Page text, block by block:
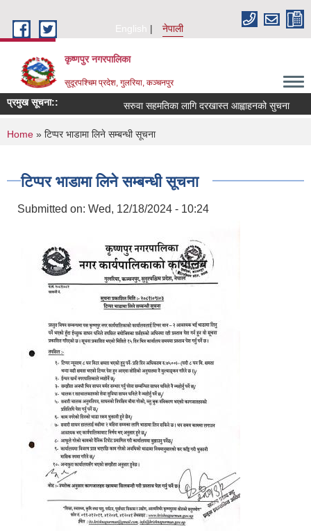
English
नेपाली
कृष्णपुर नगरपालिका
सुदूरपश्चिम प्रदेश, गुलरिया, कञ्चनपुर
प्रमुख सूचना:: सरुवा सहमतिका लागि दरखास्त आह्वाहनको सुचना
You are here
Home » टिप्पर भाडामा लिने सम्बन्धी सूचना
टिप्पर भाडामा लिने सम्बन्धी सूचना
Submitted on: Wed, 12/18/2024 - 10:24